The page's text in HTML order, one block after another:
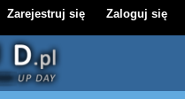
Zarejestruj się Zaloguj się